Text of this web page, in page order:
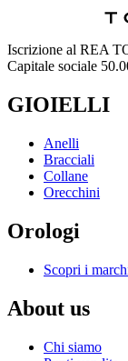
Iscrizione al REA
Capitale sociale
GIOIELLI
Anelli
Bracciali
Collane
Orecchini
Orologi
Scopri i
About us
Chi siamo